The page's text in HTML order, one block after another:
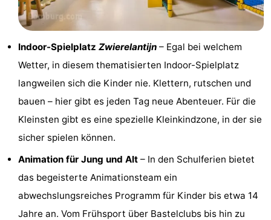
Bruinisse
Natur
Haamstede
Natur
van
Schouwen
Walcheren
Veere
Natur
Indoor-Spielplatz Zwierelantijn – Egal bei welchem
Wetter, in diesem thematisierten Indoor-Spielplatz
langweilen sich die Kinder nie. Klettern, rutschen und
bauen – hier gibt es jeden Tag neue Abenteuer. Für die
Kleinsten gibt es eine spezielle Kleinkindzone, in der sie
sicher spielen können.
Animation für Jung und Alt – In den Schulferien bietet
das begeisterte Animationsteam ein
abwechslungsreiches Programm für Kinder bis etwa 14
Jahre an. Vom Frühsport über Bastelclubs bis hin zu